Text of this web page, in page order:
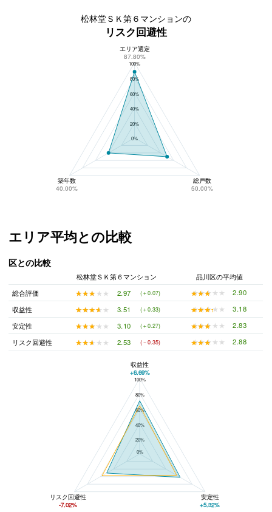
松林堂ＳＫ第６マンションの
リスク回避性
松林堂ＳＫ第６マンションのリスク回避性
100%
80%
60%
40%
20%
0%
エリア選定
87.80%
築年数
40.00%
総戸数
50.00%
エリア平均との比較
区との比較
松林堂ＳＫ第６マンション
品川区の平均値
総合評価
★★★★★
★★★★★ 2.97 (＋0.07) ★★★★★
★★★★★
2.90
収益性
★★★★★
★★★★★ 3.51 (＋0.33) ★★★★★
★★★★★
3.18
安定性
★★★★★
★★★★★ 3.10 (＋0.27) ★★★★★
★★★★★
2.83
リスク回避性
★★★★★
★★★★★ 2.53 (－0.35) ★★★★★
★★★★★ 2.88
松林堂ＳＫ第６マンションと品川区の平均値の総合評価の比較
100%
80%
60%
40%
20%
0%
収益性
+6.69%
リスク回避性
-7.02%
安定性
+5.32%